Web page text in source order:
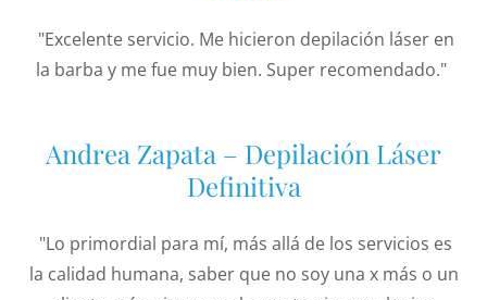
"Excelente servicio. Me hicieron depilación láser en
la barba y me fue muy bien. Super recomendado."
Andrea Zapata – Depilación Láser
Definitiva
"Lo primordial para mí, más allá de los servicios es
la calidad humana, saber que no soy una x más o un